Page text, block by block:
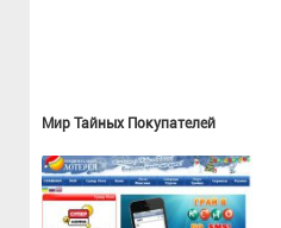
Мир Тайных Покупателей